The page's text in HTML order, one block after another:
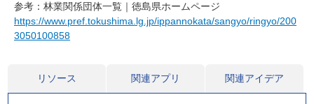
参考：林業関係団体一覧｜徳島県ホームページ
https://www.pref.tokushima.lg.jp/ippannokata/sangyo/ringyo/200
3050100858
リソース 関連アプリ 関連アイデア